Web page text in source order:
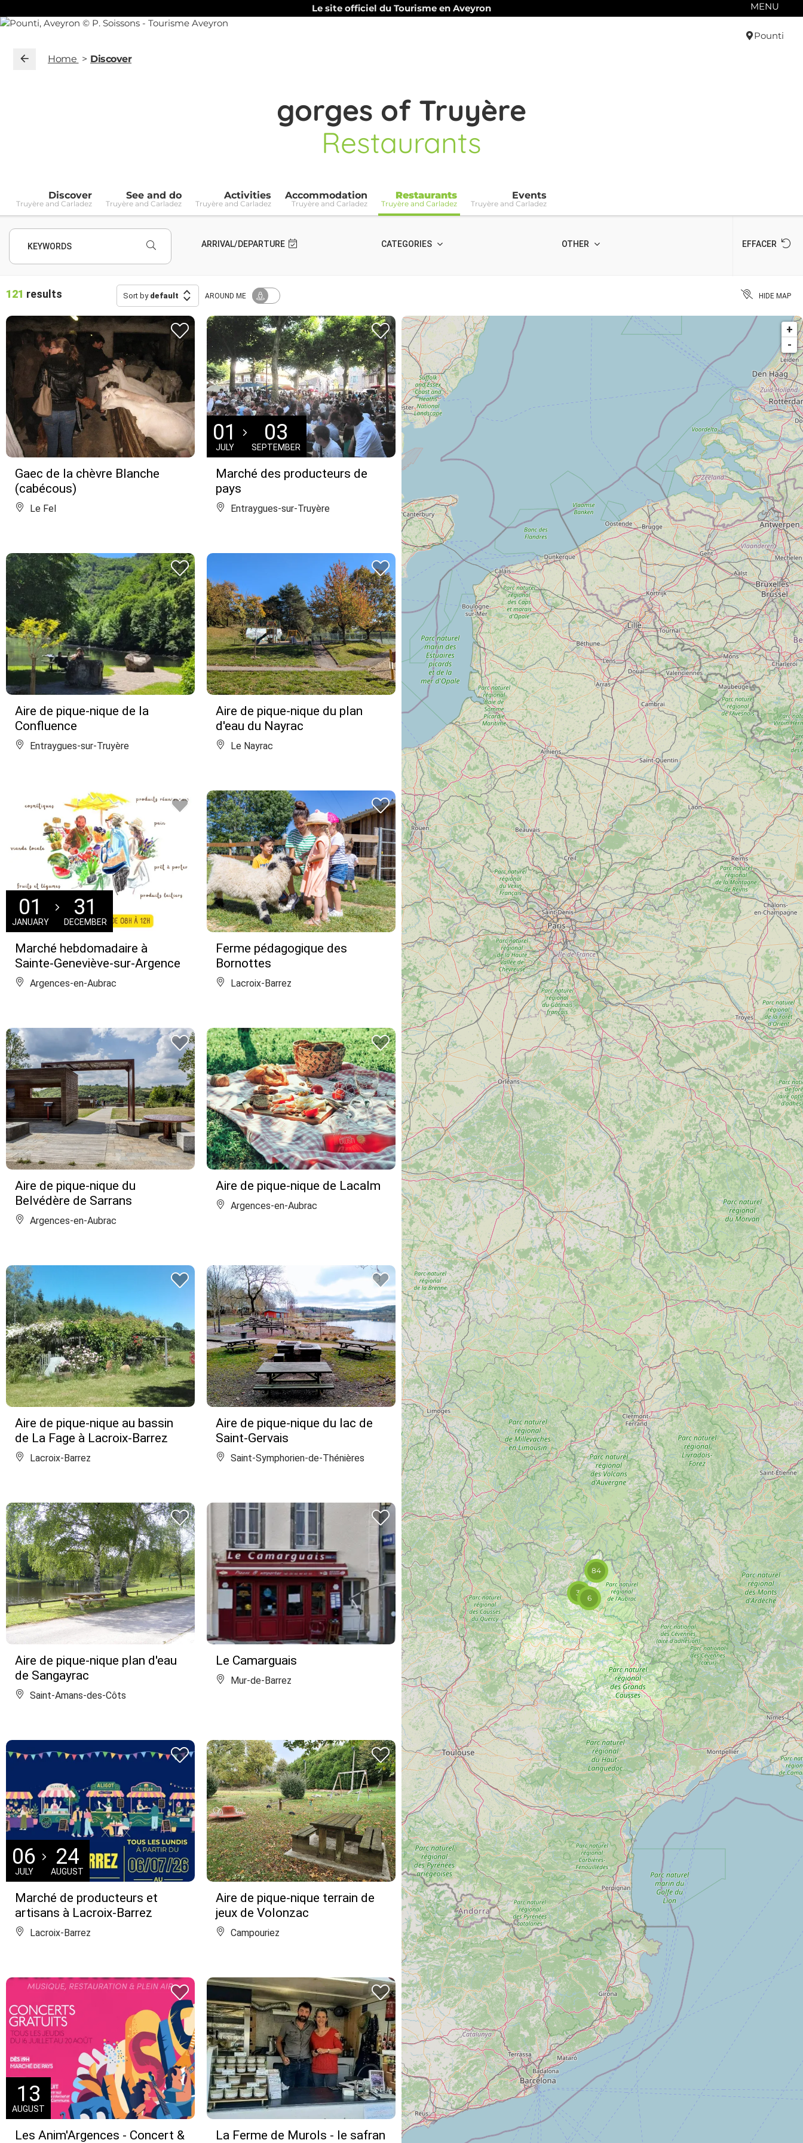
Le site officiel du Tourisme en Aveyron MENU
Pounti
Home Discover
gorges of Truyère
Restaurants
Discover
Truyère and Carladez
See and do
Truyère and Carladez
Activities
Truyère and Carladez
Accommodation
Truyère and Carladez
Restaurants
Truyère and Carladez
Events
Truyère and Carladez
KEYWORDS ARRIVAL/DEPARTURE CATEGORIES OTHER EFFACER
121 results Sort by default AROUND ME HIDE MAP
Gaec de la chèvre Blanche
(cabécous)
Le Fel
Marché des producteurs de
pays
01
JULY
03
SEPTEMBER
Entraygues-sur-Truyère
Aire de pique-nique de la
Confluence
Entraygues-sur-Truyère
Aire de pique-nique du plan
d'eau du Nayrac
Le Nayrac
Marché hebdomadaire à
Sainte-Geneviève-sur-Argence
01
JANUARY
31
DECEMBER
Argences-en-Aubrac
Ferme pédagogique des
Bornottes
Lacroix-Barrez
Aire de pique-nique du
Belvédère de Sarrans
Argences-en-Aubrac
Aire de pique-nique de Lacalm
Argences-en-Aubrac
Aire de pique-nique au bassin
de La Fage à Lacroix-Barrez
Lacroix-Barrez
Aire de pique-nique du lac de
Saint-Gervais
Saint-Symphorien-de-Thénières
Aire de pique-nique plan d'eau
de Sangayrac
Saint-Amans-des-Côts
Le Camarguais
Mur-de-Barrez
Marché de producteurs et
artisans à Lacroix-Barrez
06
JULY
24
AUGUST
Lacroix-Barrez
Aire de pique-nique terrain de
jeux de Volonzac
Campouriez
Les Anim'Argences - Concert &
13
AUGUST
La Ferme de Murols - le safran
6
31
84
+
-